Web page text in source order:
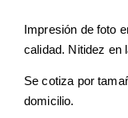
Impresión de foto
calidad. Nitidez en
Se cotiza por
domicilio.